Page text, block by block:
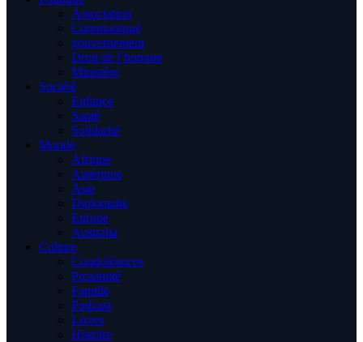
Association
Communiqué
gouvernement
Droit de l’homme
Ministère
Société
Enfance
Santé
Solidarité
Monde
Afrique
Amérique
Asie
Diplomatie
Europe
Australia
Culture
Condoléances
Proximité
Famille
Podcast
Livres
Histoire